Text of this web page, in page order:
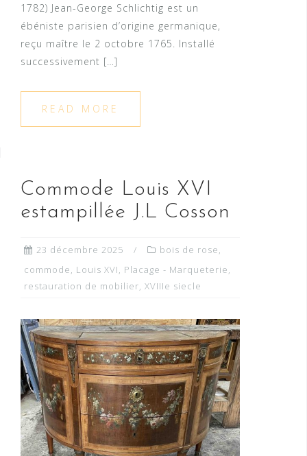
1782) Jean-George Schlichtig est un
ébéniste parisien d’origine germanique,
reçu maître le 2 octobre 1765. Installé
successivement […]
READ MORE
Commode Louis XVI
estampillée J.L Cosson
23 décembre 2025 bois de rose
commode
Louis XVI Placage - Marqueterie
restauration de mobilier XVIIIe siecle